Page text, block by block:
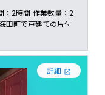
： 2時間 作業数量： 2
田町で戸建ての片付
詳細